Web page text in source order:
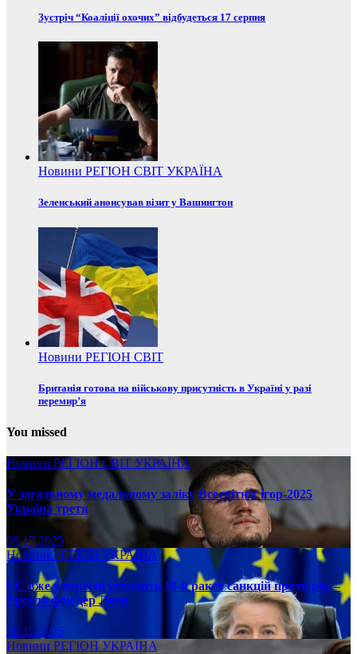
Зустріч “Коаліції охочих” відбудеться 17 серпня
Новини РЕГІОН СВІТ УКРАЇНА
Зеленський анонсував візит у Вашингтон
Новини РЕГІОН СВІТ
Британія готова на військову присутність в Україні у разі
перемир’я
You missed
Новини РЕГІОНСВІТ УКРАЇНА
У загальному медальному заліку Всесвітніх ігор-2025
Україна третя
08.17.2025
НовиниРЕГІОН УКРАЇНА
ЄС вже у вересні ухвалить 19-й ракет санкцій проти рф, –
Урсула фон дер Ляєн
08.17.2025
Новини РЕГІОН УКРАЇНА